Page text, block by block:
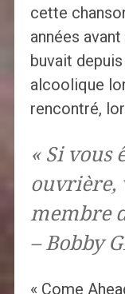
cette
années
buvait
alcoolique
rencontré,
« Si vous
ouvrière,
membre
– Bobby
« Come